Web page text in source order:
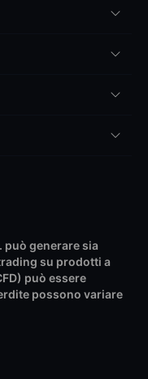
può generare sia
su prodotti a
può essere
possono variare